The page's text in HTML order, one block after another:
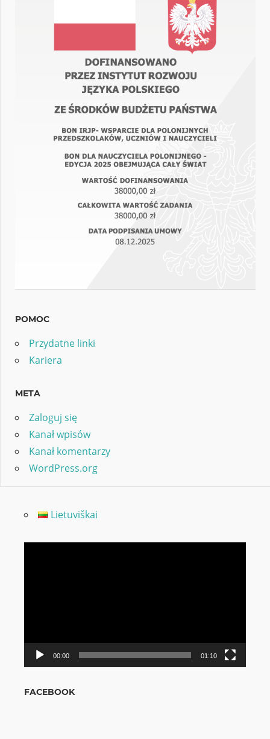
POMOC
Przydatne linki
Kariera
META
Zaloguj się
Kanał wpisów
Kanał komentarzy
WordPress.org
Lietuviškai
00:00 01:10
FACEBOOK